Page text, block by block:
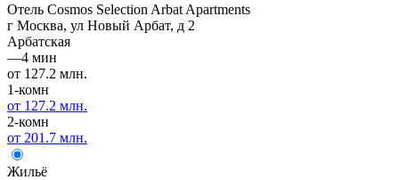
Отель Cosmos Selection Arbat Apartments
г Москва, ул Новый Арбат, д 2
Арбатская
—4 мин
от 127.2 млн.
1-комн
от 127.2 млн.
2-комн
от 201.7 млн.
Жильё